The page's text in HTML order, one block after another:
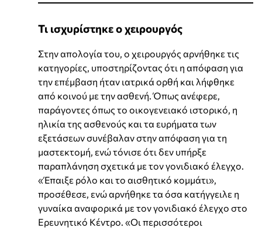
Τι ισχυρίστηκε ο χειρουργός
Στην απολογία του, ο χειρουργός αρνήθηκε τις
κατηγορίες, υποστηρίζοντας ότι η απόφαση για
την επέμβαση ήταν ιατρικά ορθή και λήφθηκε
από κοινού με την ασθενή. Όπως ανέφερε,
παράγοντες όπως το οικογενειακό ιστορικό, η
ηλικία της ασθενούς και τα ευρήματα των
εξετάσεων συνέβαλαν στην απόφαση για τη
μαστεκτομή, ενώ τόνισε ότι δεν υπήρξε
παραπλάνηση σχετικά με τον γονιδιακό έλεγχο.
«Έπαιξε ρόλο και το αισθητικό κομμάτι»,
προσέθεσε, ενώ αρνήθηκε τα όσα κατήγγειλε η
γυναίκα αναφορικά με τον γονιδιακό έλεγχο στο
Ερευνητικό Κέντρο. «Οι περισσότεροι